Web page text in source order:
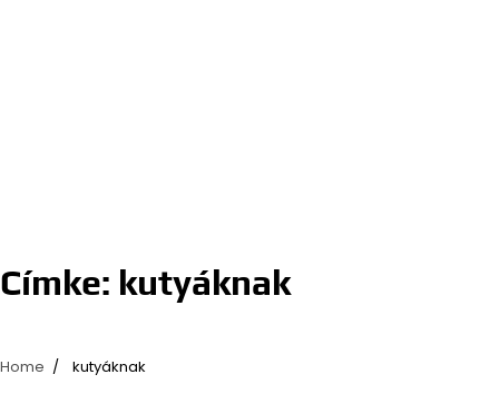
Címke: kutyáknak
Home kutyáknak